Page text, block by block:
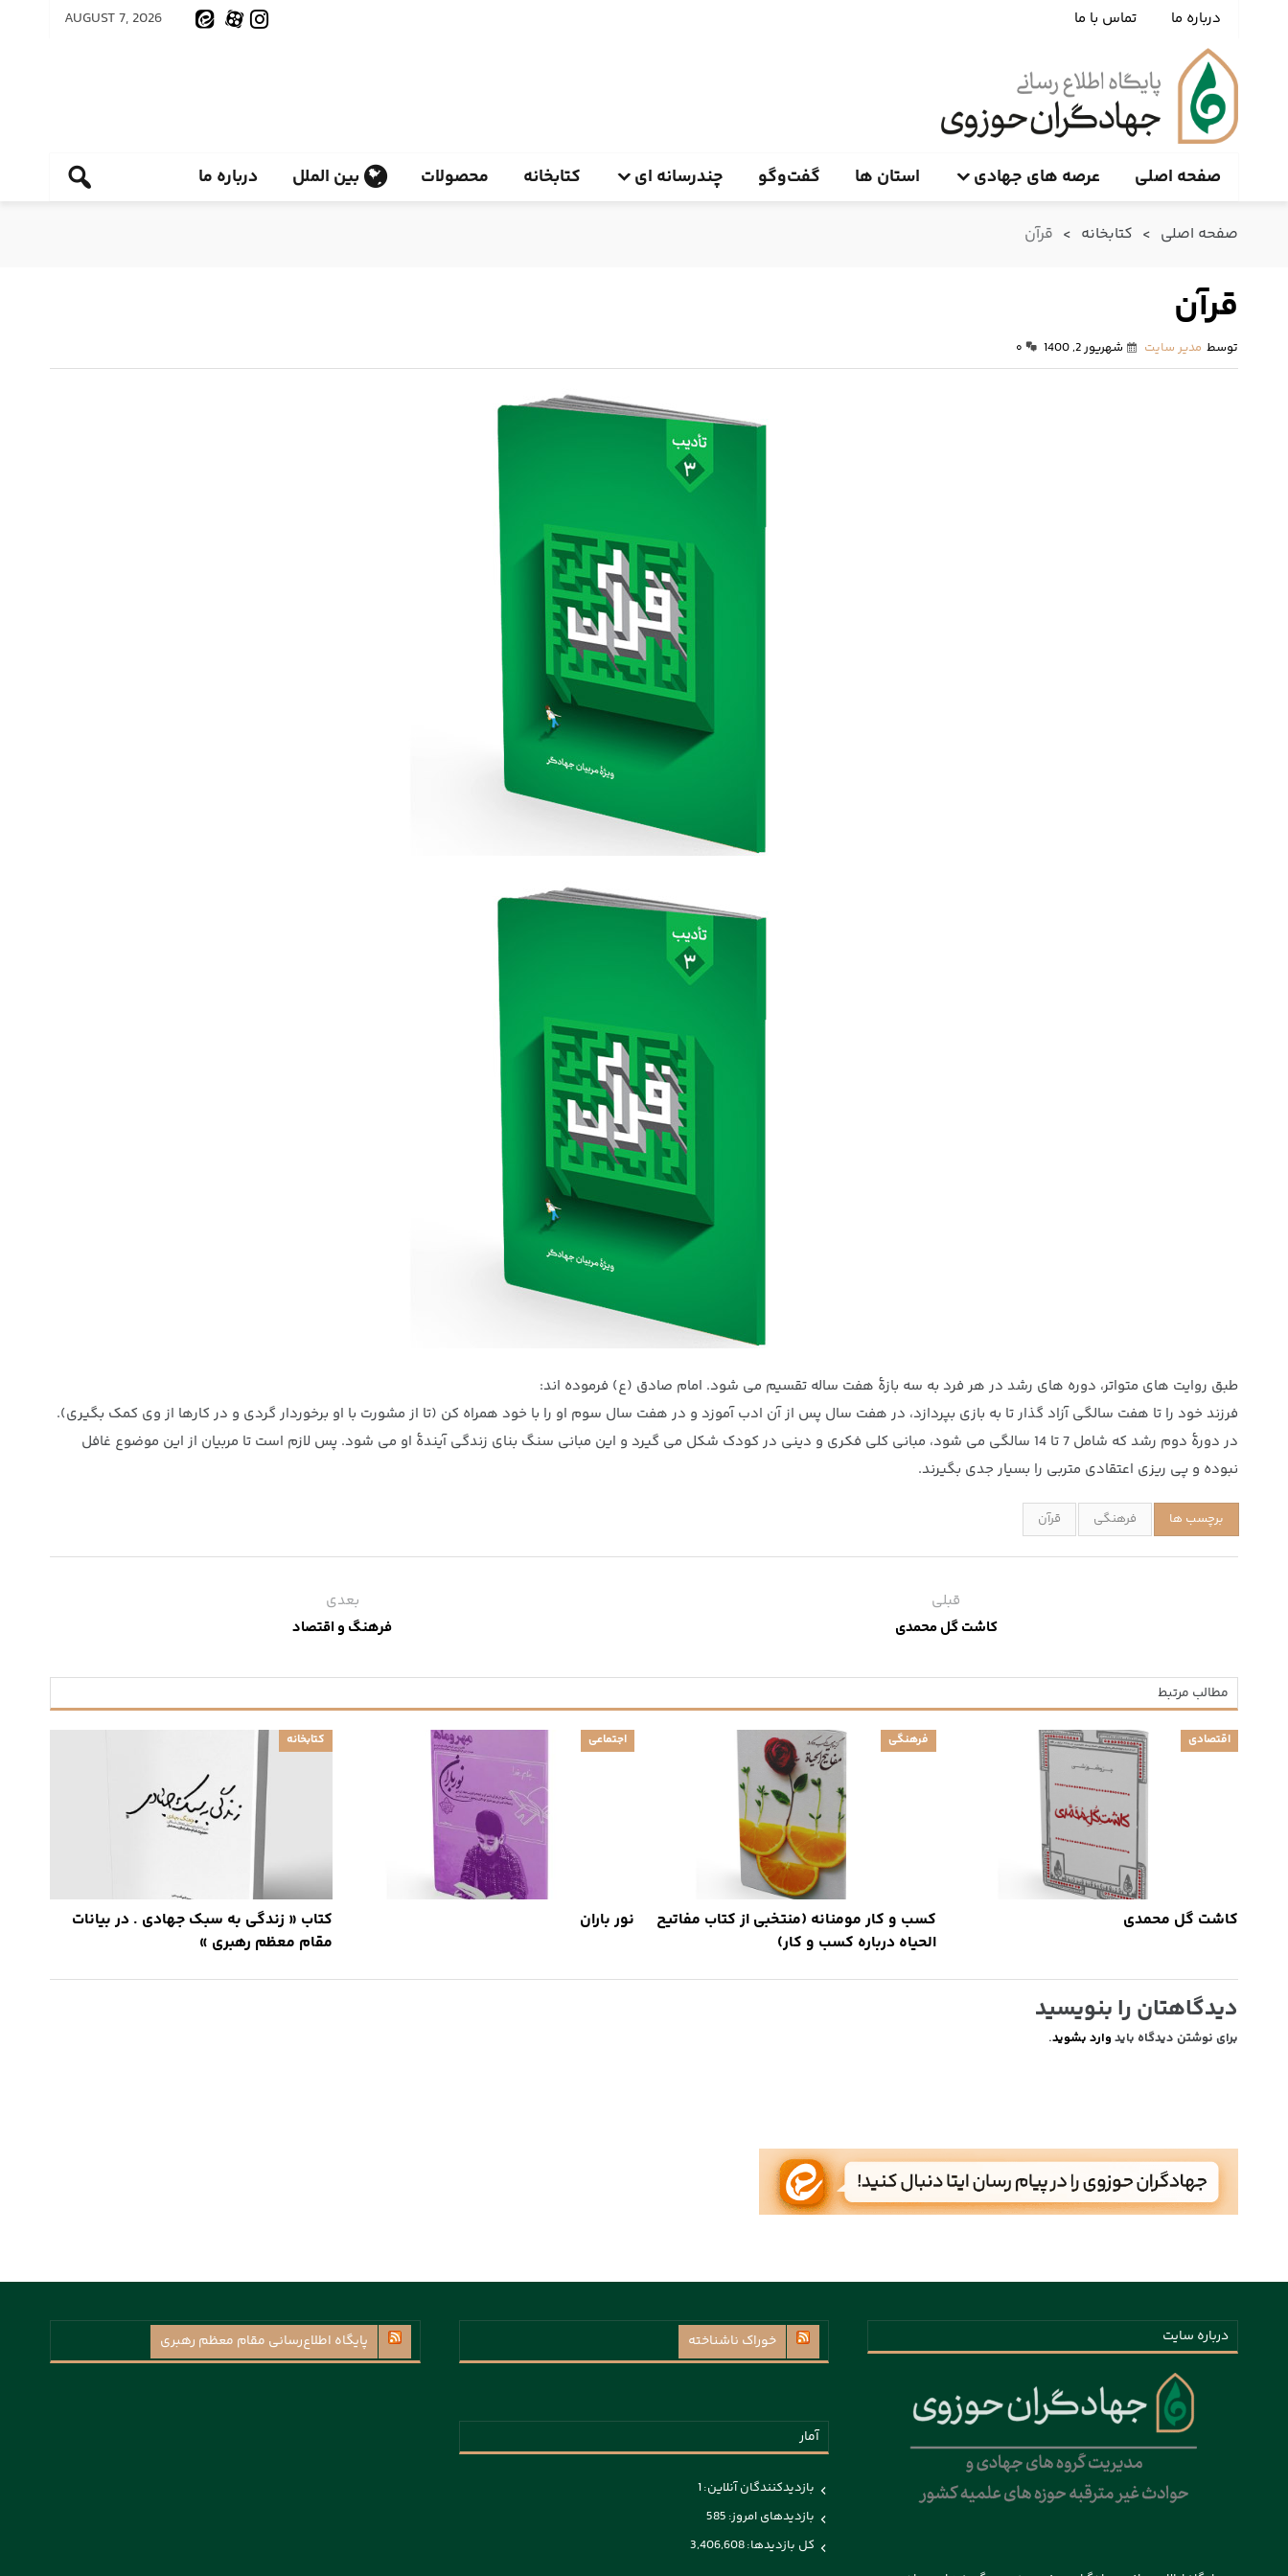
درباره ما تماس با ما AUGUST 7, 2026
صفحه اصلی عرصه های جهادی استان ها گفت‌وگو چندرسانه ای کتابخانه محصولات بین الملل درباره ما
صفحه اصلی > کتابخانه > قرآن
قرآن
توسط مدیر سایت شهریور 2, 1400 ۰
طبق روایت های متواتر، دوره های رشد در هر فرد به سه بازۀ هفت ساله تقسیم می شود. امام صادق (ع) فرموده اند:
فرزند خود را تا هفت سالگی آزاد گذار تا به بازی بپردازد، در هفت سال پس از آن ادب آموزد و در هفت سال سوم او را با خود همراه کن (تا از مشورت با او برخوردار گردی و در کارها از وی کمک بگیری).
در دورۀ دوم رشد که شامل 7 تا 14 سالگی می شود، مبانی کلی فکری و دینی در کودک شکل می گیرد و این مبانی سنگ بنای زندگی آیندۀ او می شود. پس لازم است تا مربیان از این موضوع غافل
نبوده و پی ریزی اعتقادی متربی را بسیار جدی بگیرند.
برچسب ها فرهنگی قرآن
قبلی
کاشت گل محمدی
بعدی
فرهنگ و اقتصاد
مطالب مرتبط
اقتصادی
کاشت گل محمدی
فرهنگی
کسب و کار مومنانه (منتخبی از کتاب مفاتیح
الحیاه درباره کسب و کار)
اجتماعی
نور باران
کتابخانه
کتاب « زندگی به سبک جهادی . در بیانات
مقام معظم رهبری »
دیدگاهتان را بنویسید
برای نوشتن دیدگاه باید وارد بشوید.
درباره سایت خوراک ناشناخته
آمار
بازدیدکنندگان آنلاین:1
بازدیدهای امروز: 585
کل بازدیدها:3,406,608
پايگاه اطلاع‌رسانی مقام معظم رهبری